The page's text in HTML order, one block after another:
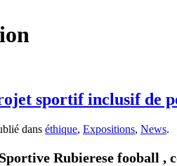
sportif inclusif de
dans éthique, Expositions, News.
Rubierese fooball ,